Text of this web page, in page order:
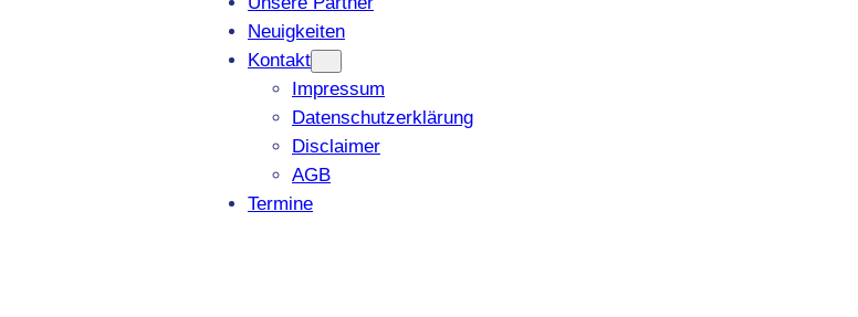
Neuigkeiten
Kontakt
Impressum
Datenschutzerklärung
Disclaimer
AGB
Termine